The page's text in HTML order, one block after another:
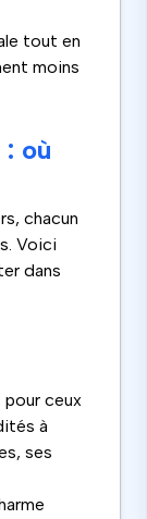
tout en
moins
où
chacun
Voici
dans
ceux
à
ses